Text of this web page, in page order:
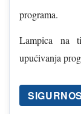
programa.
Lampica na
upućivanja